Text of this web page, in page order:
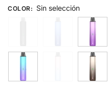
COLOR: Sin selección